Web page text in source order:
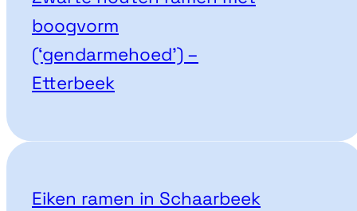
boogvorm
(‘gendarmehoed’) –
Etterbeek
Eiken ramen in Schaarbeek